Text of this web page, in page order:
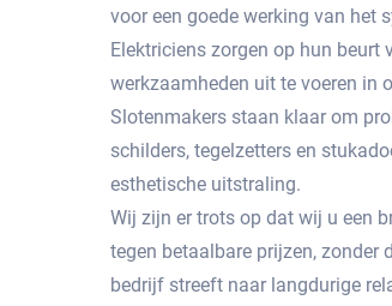
voor een goede werking van het
Elektriciens zorgen op hun beurt
werkzaamheden uit te voeren in
Slotenmakers staan ​​klaar om
schilders, tegelzetters en
esthetische uitstraling.
Wij zijn er trots op dat wij u een
tegen betaalbare prijzen, zonder
bedrijf streeft naar langdurige